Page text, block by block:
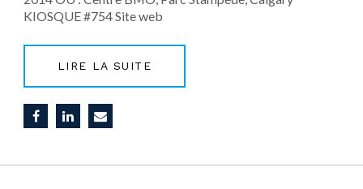
KIOSQUE #754 Site web
LIRE LA SUITE